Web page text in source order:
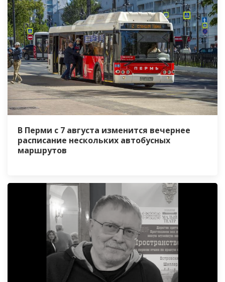
В Перми с 7 августа изменится вечернее
расписание нескольких автобусных
маршрутов